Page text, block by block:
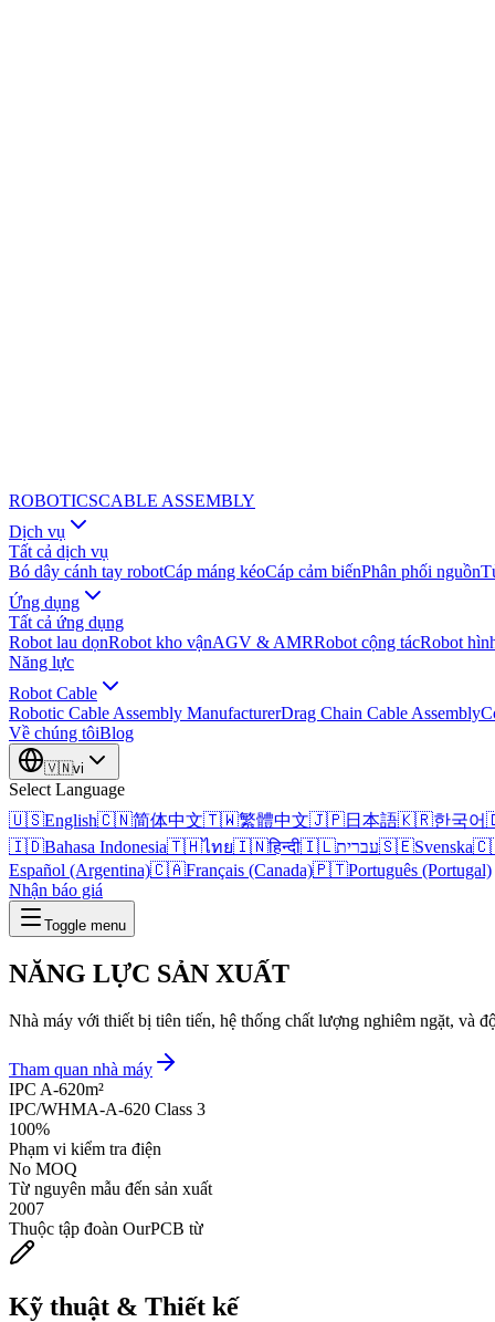
ROBOTICSCABLE ASSEMBLY
Dịch vụ
Tất cả dịch vụ
Bó dây cánh tay robotCáp máng kéoCáp cảm biếnPhân phối nguồn
Ứng dụng
Tất cả ứng dụng
Robot lau dọnRobot kho vậnAGV & AMRRobot cộng tácRobot
Năng lực
Robot Cable
Robotic Cable Assembly ManufacturerDrag Chain Cable Assembly
Về chúng tôiBlog
🇻🇳vi
Select Language
🇺🇸English🇨🇳简体中文🇹🇼繁體中文🇯🇵日本語🇰🇷한국어
🇮🇩Bahasa Indonesia🇹🇭ไทย🇮🇳हिन्दी🇮🇱עברית🇸🇪Svenska
Español (Argentina)🇨🇦Français (Canada)🇵🇹Português (Portugal)
Nhận báo giá
Toggle menu
NĂNG LỰC SẢN XUẤT
Nhà máy với thiết bị tiên tiến, hệ thống chất lượng nghiêm ngặt, và
Tham quan nhà máy
IPC A-620m²
IPC/WHMA-A-620 Class 3
100%
Phạm vi kiểm tra điện
No MOQ
Từ nguyên mẫu đến sản xuất
2007
Thuộc tập đoàn OurPCB từ
Kỹ thuật & Thiết kế